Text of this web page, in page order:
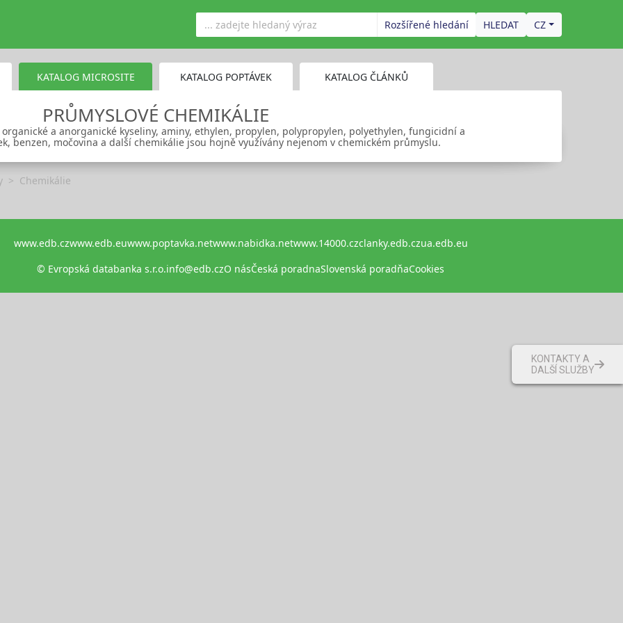
Rozšířené hledání CZ
KATALOG MICROSITE KATALOG POPTÁVEK KATALOG ČLÁNKŮ
PRŮMYSLOVÉ CHEMIKÁLIE
a anorganické kyseliny, aminy, ethylen, propylen, polypropylen, polyethylen, fungicidní a
benzen, močovina a další chemikálie jsou hojně využívány nejenom v chemickém průmyslu.
Chemikálie
www.edb.czwww.edb.euwww.poptavka.netwww.nabidka.netwww.14000.czclanky.edb.czua.edb.eu
© Evropská databanka s.r.o.info@edb.czO násČeská poradnaSlovenská poradňaCookies
KONTAKTY A
DALŠÍ SLUŽBY